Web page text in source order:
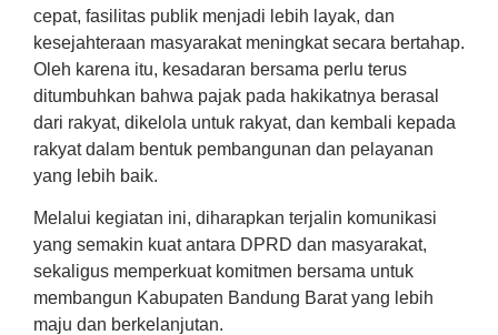
cepat, fasilitas publik menjadi lebih layak, dan
kesejahteraan masyarakat meningkat secara bertahap.
Oleh karena itu, kesadaran bersama perlu terus
ditumbuhkan bahwa pajak pada hakikatnya berasal
dari rakyat, dikelola untuk rakyat, dan kembali kepada
rakyat dalam bentuk pembangunan dan pelayanan
yang lebih baik.
Melalui kegiatan ini, diharapkan terjalin komunikasi
yang semakin kuat antara DPRD dan masyarakat,
sekaligus memperkuat komitmen bersama untuk
membangun Kabupaten Bandung Barat yang lebih
maju dan berkelanjutan.